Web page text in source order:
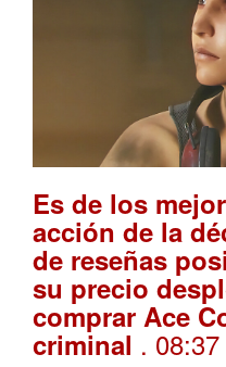
Es de los
acción de la
de reseñas
su precio
comprar Ace
criminal . 08:37